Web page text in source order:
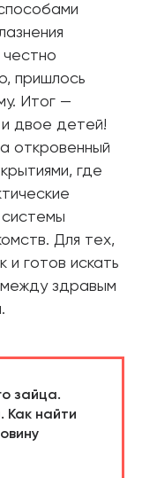
пришлось
Итог —
двое детей!
откровенный
где
Для тех,
и готов искать
здравым
зайца.
Как найти